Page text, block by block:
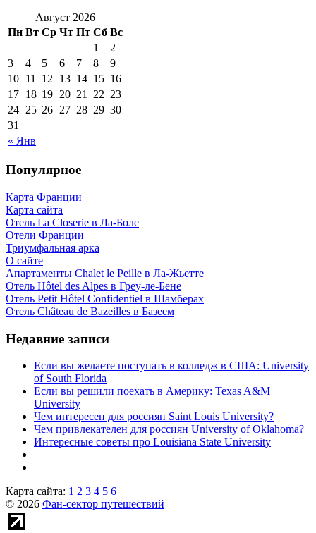
Август 2026
Пн Вт Ср Чт Пт Сб Вс
« Янв
1
2
3
4 5 6 7 8
9
10 11 12 13 14 15 16
17 18 19 20 21 22 23
24 25 26 27 28 29 30
31
Популярное
Карта Франции
Карта сайта
Отель La Closerie в Ла-Боле
Отели Франции
Триумфальная арка
О сайте
Апартаменты Chalet le Peille в Ла-Жьетте
Отель Hôtel des Alpes в Греу-ле-Бене
Отель Petit Hôtel Confidentiel в Шамберах
Отель Château de Bazeilles в Базеем
Недавние записи
Если вы желаете поступать в колледж в США: University
of South Florida
Если вы решили поехать в Америку: Texas A&M
University
Чем интересен для россиян Saint Louis University?
Чем привлекателен для россиян University of Oklahoma?
Интересные советы про Louisiana State University
Карта сайта: 1 2 3 4 5 6
© 2026 Фан-сектор путешествий